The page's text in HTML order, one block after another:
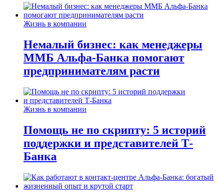
Жизнь в компании
Немалый бизнес: как менеджеры
ММБ Альфа-Банка помогают
предпринимателям расти
Жизнь в компании
Помощь не по скрипту: 5 историй
поддержки и представителей Т-
Банка